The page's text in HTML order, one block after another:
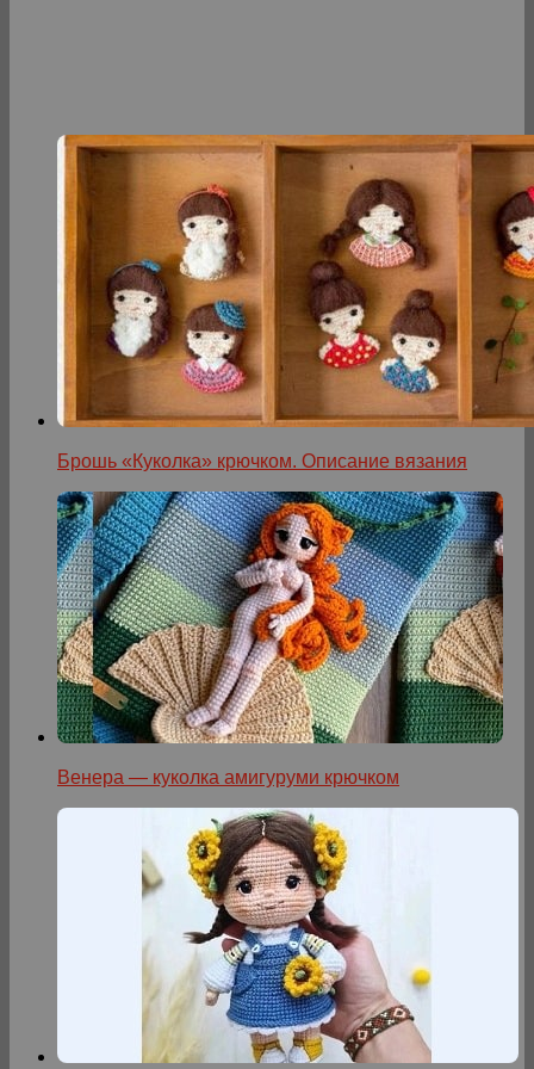
Брошь «Куколка» крючком. Описание вязания
Венера — куколка амигуруми крючком